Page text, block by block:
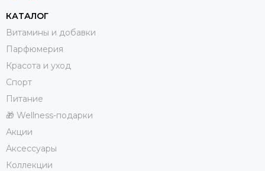
КАТАЛОГ
Витамины и добавки
Парфюмерия
Красота и уход
Спорт
Питание
🎁 Wellness-подарки
Акции
Аксессуары
Коллекции